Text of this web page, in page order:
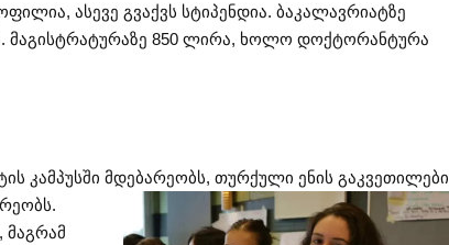
ასევე გვაქვს სტიპენდია. ბაკალავრიატზე
მაგისტრატურაზე 850 ლირა, ხოლო დოქტორანტურა
კამპუსში მდებარეობს, თურქული ენის გაკვეთილები
მაგრამ